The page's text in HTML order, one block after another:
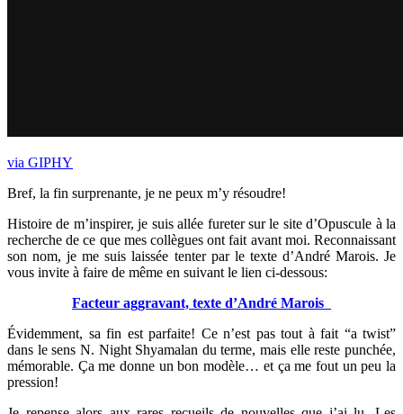
via GIPHY
Bref, la fin surprenante, je ne peux m’y résoudre!
Histoire de m’inspirer, je suis allée fureter sur le site d’Opuscule à la
recherche de ce que mes collègues ont fait avant moi. Reconnaissant
son nom, je me suis laissée tenter par le texte d’André Marois. Je
vous invite à faire de même en suivant le lien ci-dessous:
Facteur aggravant, texte d’André Marois
Évidemment, sa fin est parfaite! Ce n’est pas tout à fait “a twist”
dans le sens N. Night Shyamalan du terme, mais elle reste punchée,
mémorable. Ça me donne un bon modèle… et ça me fout un peu la
pression!